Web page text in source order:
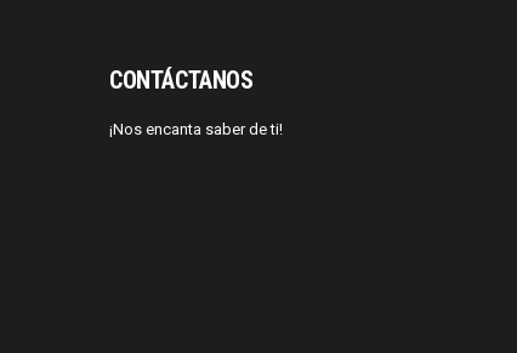
CONTÁCTANOS
¡Nos encanta saber de ti!